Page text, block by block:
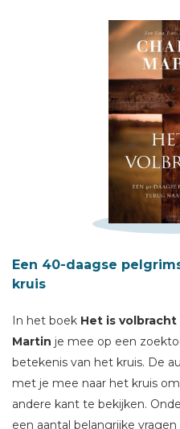
Een 40-daagse
kruis
In het boek Het is volbracht
Martin je mee op een
betekenis van het kruis. De
met je mee naar het kruis
andere kant te bekijken.
een aantal belangrijke
Schrijf hieronder je review!
Naam *
E-mail *
Titel *
Bericht *